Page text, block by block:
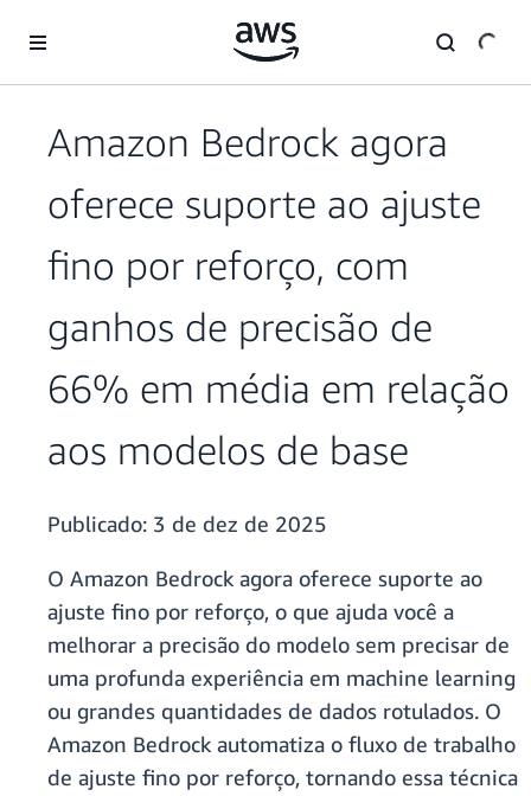
Pular para o conteúdo principal
Amazon Bedrock agora
oferece suporte ao ajuste
fino por reforço, com
ganhos de precisão de
66% em média em relação
aos modelos de base
Publicado: 3 de dez de 2025
O Amazon Bedrock agora oferece suporte ao
ajuste fino por reforço, o que ajuda você a
melhorar a precisão do modelo sem precisar de
uma profunda experiência em machine learning
ou grandes quantidades de dados rotulados. O
Amazon Bedrock automatiza o fluxo de trabalho
de ajuste fino por reforço, tornando essa técnica